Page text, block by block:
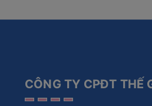
CÔNG TY CPĐT THẾ